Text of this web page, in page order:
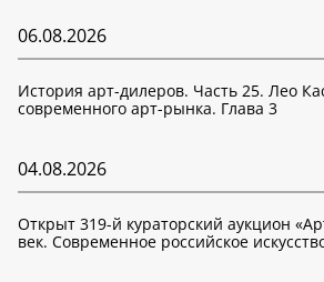
06.08.2026
История арт-дилеров. Часть 25. Лео
современного арт-рынка. Глава 3
04.08.2026
Открыт 319-й кураторский аукцион
век. Современное российское